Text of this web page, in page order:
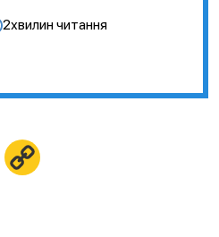
2хвилин читання
LinkedIn